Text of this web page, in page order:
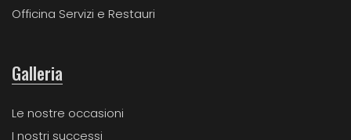
Officina Servizi e Restauri
Galleria
Le nostre occasioni
I nostri successi